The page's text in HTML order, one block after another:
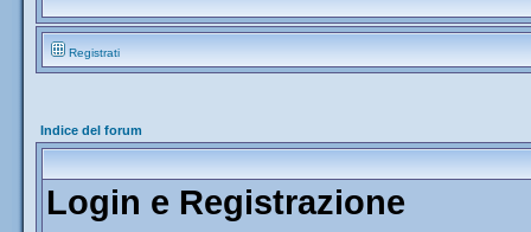
Registrati
Indice del forum
Login e Registrazione